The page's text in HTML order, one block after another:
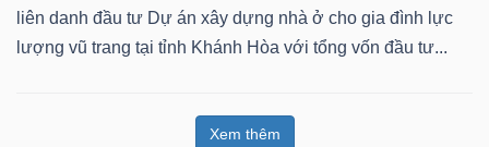
liên danh đầu tư Dự án xây dựng nhà ở cho gia đình lực
lượng vũ trang tại tỉnh Khánh Hòa với tổng vốn đầu tư...
Xem thêm